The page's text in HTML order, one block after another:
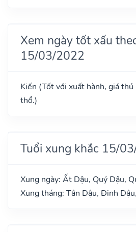
Xem ngày tốt xấu
15/03/2022
Kiến (Tốt với xuất hành, giá
thổ.)
Tuổi xung khắc 15/
Xung ngày: Ất Dậu, Quý Dậu,
Xung tháng: Tân Dậu, Đinh